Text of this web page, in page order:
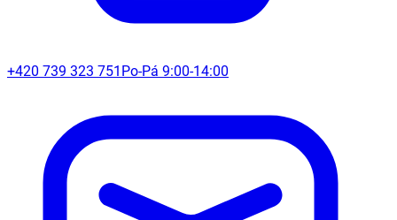
+420 739 323 751 Po-Pá 9:00-14:00